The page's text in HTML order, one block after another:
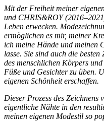
Mit der Freiheit meiner
und CHRIS&ROY
Leben erwecken.
ermöglichen es mir, meiner
ich meine Hände und meinen
lasse. Sie sind auch die
des menschlichen Körpers
Füße und Gesichter zu üben.
eigenen Schönheit erschaffen.
Dieser Prozess des
eigentliche Nähte in den
meinen eigenen Modestil so